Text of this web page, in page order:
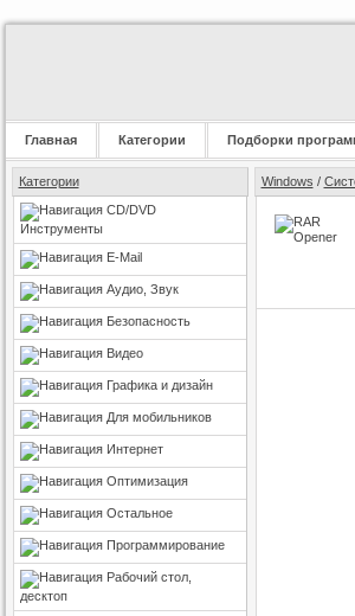
Главная Категории Подборки
Категории
CD/DVD
Инструменты
E-Mail
Аудио, Звук
Безопасность
Видео
Графика и дизайн
Для мобильников
Интернет
Оптимизация
Остальное
Программирование
Рабочий стол,
десктоп
Windows /